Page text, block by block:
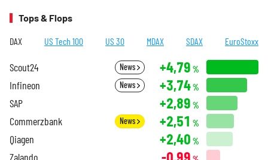
Tops & Flops
DAX US Tech 100 US 30 MDAX SDAX EuroStoxx
Scout24 News +4,79 %
Infineon News +3,74%
SAP +2,89 %
Commerzbank News +2,51 %
Qiagen +2,40 %
Zalando